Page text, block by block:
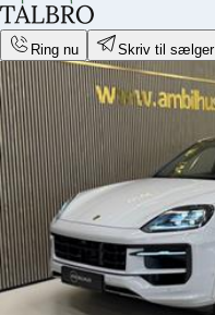
Ring nu Skriv til sælger